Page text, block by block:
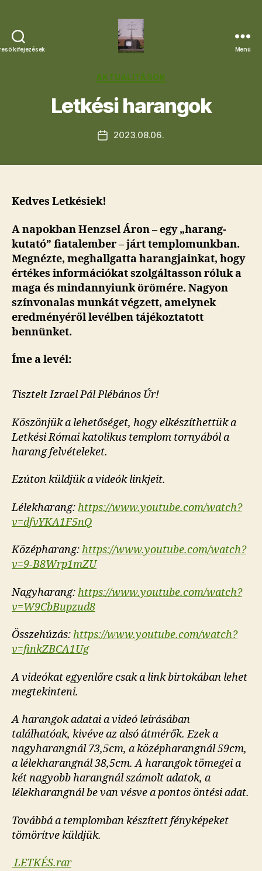
kifejezések
Egyházközség
Menü
Kategóriák
AKTUALITÁSOK
Letkési harangok
Bejegyzés
2023.08.06.
Kedves Letkésiek!
A napokban Henzsel Áron – egy „harang-
kutató” fiatalember – járt templomunkban.
Megnézte, meghallgatta harangjainkat, hogy
értékes információkat szolgáltasson róluk a
maga és mindannyiunk örömére. Nagyon
színvonalas munkát végzett, amelynek
eredményéről levélben tájékoztatott
bennünket.
Íme a levél:
Tisztelt Izrael Pál Plébános Úr!
Köszönjük a lehetőséget, hogy elkészíthettük a
Letkési Római katolikus templom tornyából a
harang felvételeket.
Ezúton küldjük a videók linkjeit.
Lélekharang: https://www.youtube.com/watch?
v=dfvYKA1F5nQ
Középharang: https://www.youtube.com/watch?
v=9-B8Wrp1mZU
Nagyharang: https://www.youtube.com/watch?
v=W9CbBupzud8
Összehúzás: https://www.youtube.com/watch?
v=finkZBCA1Ug
A videókat egyenlőre csak a link birtokában lehet
megtekinteni.
A harangok adatai a videó leírásában
találhatóak, kivéve az alsó átmérők. Ezek a
nagyharangnál 73,5cm, a középharangnál 59cm,
a lélekharangnál 38,5cm. A harangok tömegei a
két nagyobb harangnál számolt adatok, a
lélekharangnál be van vésve a pontos öntési adat.
Továbbá a templomban készített fényképeket
tömörítve küldjük.
LETKÉS.rar